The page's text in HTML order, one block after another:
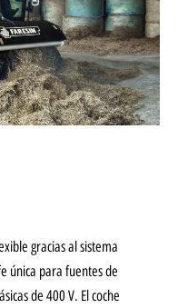
gracias al sistema
única para fuentes de
de 400 V. El coche